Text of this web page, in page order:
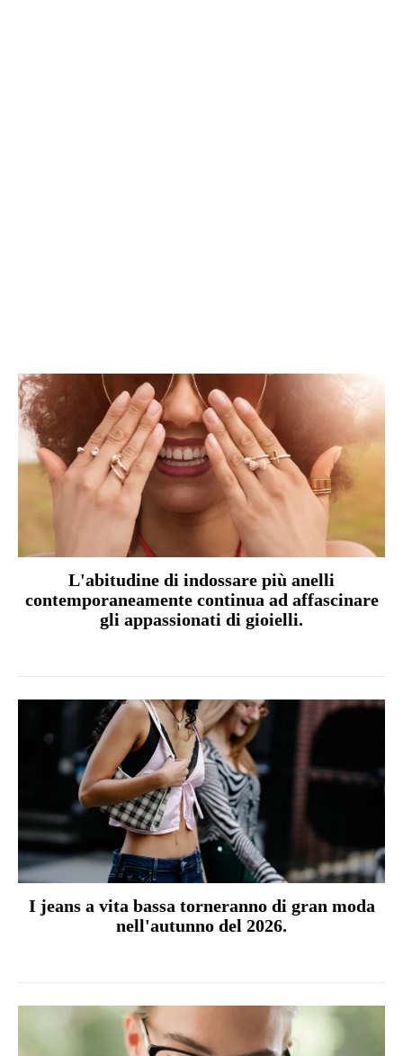
L'abitudine di indossare più anelli
contemporaneamente continua ad affascinare
gli appassionati di gioielli.
I jeans a vita bassa torneranno di gran moda
nell'autunno del 2026.